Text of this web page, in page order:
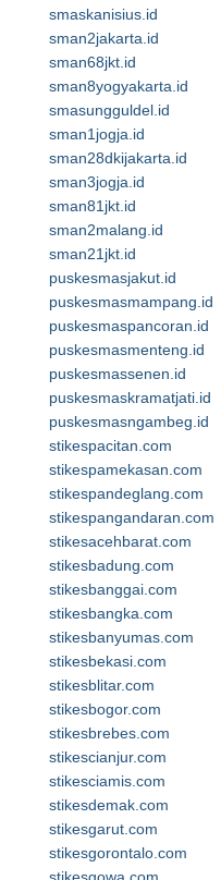
smaskanisius.id
sman2jakarta.id
sman68jkt.id
sman8yogyakarta.id
smasungguldel.id
sman1jogja.id
sman28dkijakarta.id
sman3jogja.id
sman81jkt.id
sman2malang.id
sman21jkt.id
puskesmasjakut.id
puskesmasmampang.id
puskesmaspancoran.id
puskesmasmenteng.id
puskesmassenen.id
puskesmaskramatjati.id
puskesmasngambeg.id
stikespacitan.com
stikespamekasan.com
stikespandeglang.com
stikespangandaran.com
stikesacehbarat.com
stikesbadung.com
stikesbanggai.com
stikesbangka.com
stikesbanyumas.com
stikesbekasi.com
stikesblitar.com
stikesbogor.com
stikesbrebes.com
stikescianjur.com
stikesciamis.com
stikesdemak.com
stikesgarut.com
stikesgorontalo.com